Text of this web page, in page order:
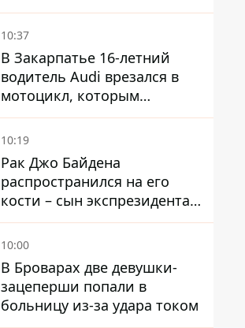
ограничения
водоснабжения
10:37
В Закарпатье 16-летний
водитель Audi врезался в
мотоцикл, которым
управлял 10-летний
мальчик
10:19
Рак Джо Байдена
распространился на его
кости – сын экспрезидента
США рассказал, что болезнь
отца прогрессирует
10:00
В Броварах две девушки-
зацеперши попали в
больницу из-за удара током